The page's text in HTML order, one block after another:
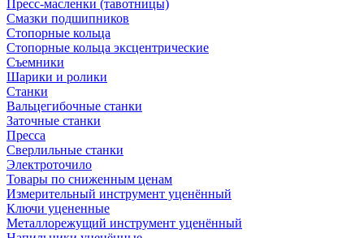
Пресс-масленки (тавотницы)
Смазки подшипников
Стопорные кольца
Стопорные кольца эксцентрические
Съемники
Шарики и ролики
Станки
Вальцегибочные станки
Заточные станки
Пресса
Сверлильные станки
Электроточило
Товары по сниженным ценам
Измерительный инструмент уценённый
Ключи уцененные
Металлорежущий инструмент уценённый